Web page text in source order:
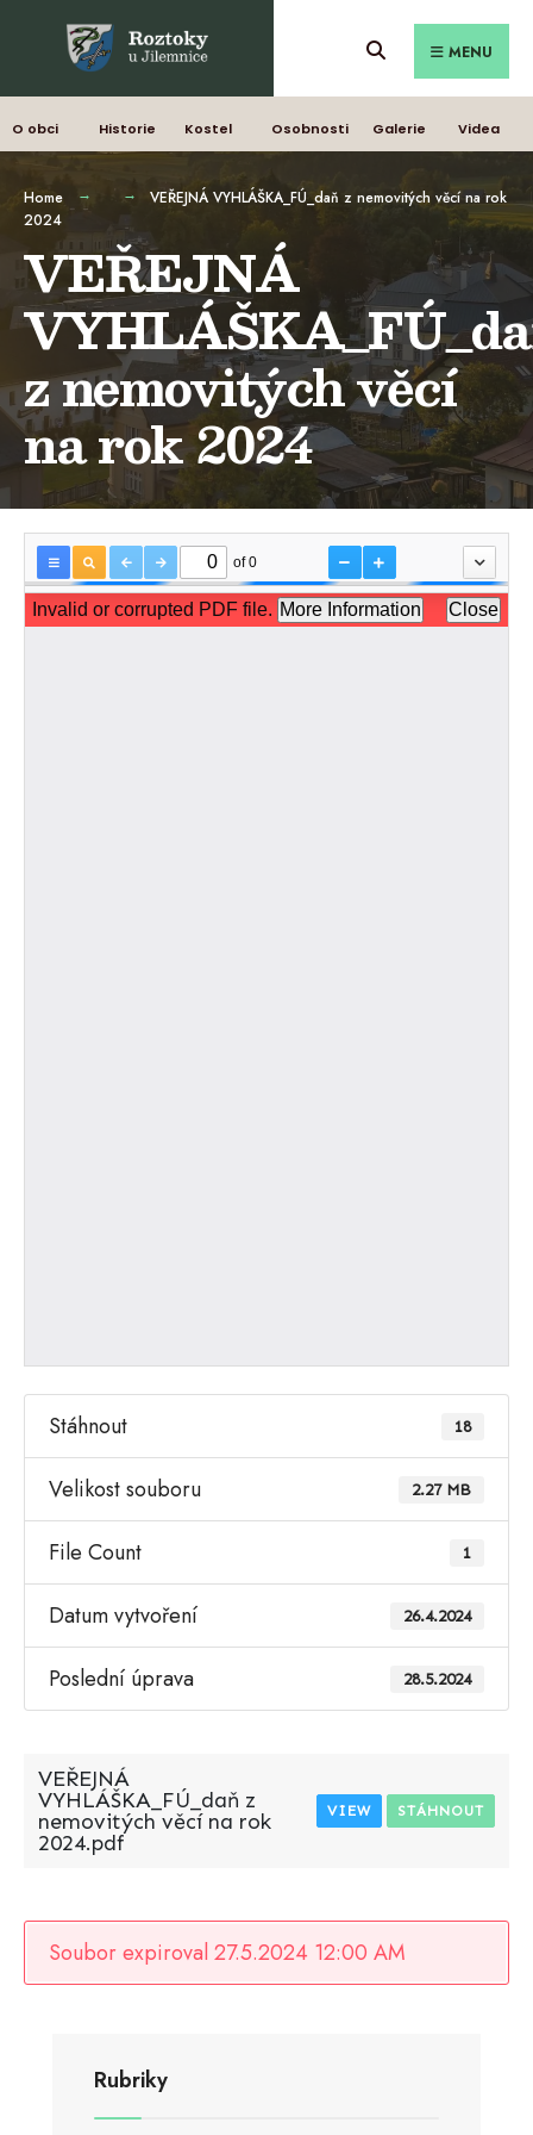
MENU
O obci Historie Kostel Osobnosti Galerie Videa
Home
VEŘEJNÁ VYHLÁŠKA_FÚ_daň z nemovitých věcí na rok
2024
VEŘEJNÁ
z nemovitých věcí
na rok 2024
Stáhnout 18
Velikost souboru 2.27 MB
File Count 1
Datum vytvoření 26.4.2024
Poslední úprava 28.5.2024
VEŘEJNÁ
VYHLÁŠKA_FÚ_daň z
nemovitých věcí na rok
2024.pdf
VIEW STÁHNOUT
Soubor expiroval 27.5.2024 12:00 AM
Rubriky